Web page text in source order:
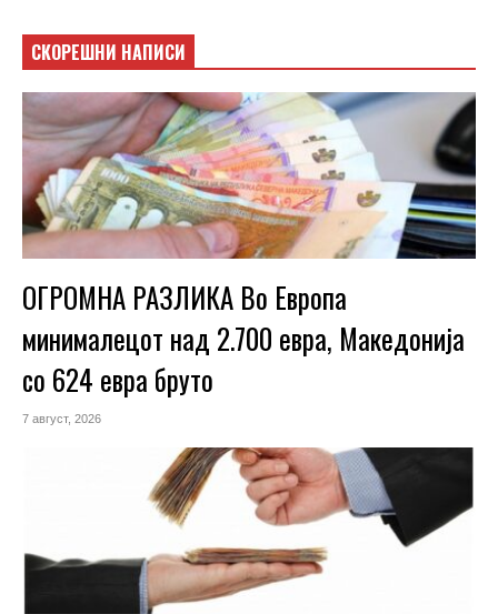
СКОРЕШНИ НАПИСИ
ОГРОМНА РАЗЛИКА Во Европа
минималецот над 2.700 евра, Македонија
со 624 евра бруто
7 август, 2026